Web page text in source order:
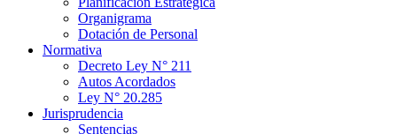
Organigrama
Dotación de Personal
Normativa
Decreto Ley N° 211
Autos Acordados
Ley N° 20.285
Jurisprudencia
Sentencias